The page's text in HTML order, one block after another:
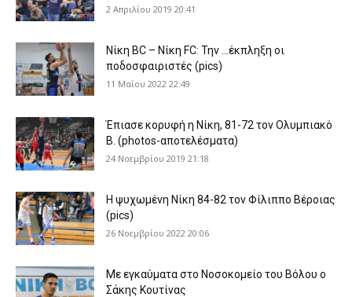
2 Απριλίου 2019 20:41
Νίκη BC – Νίκη FC: Την …έκπληξη οι
ποδοσφαιριστές (pics)
11 Μαΐου 2022 22:49
Έπιασε κορυφή η Νίκη, 81-72 τον Ολυμπιακό
Β. (photos-αποτελέσματα)
24 Νοεμβρίου 2019 21:18
Η ψυχωμένη Νίκη 84-82 τον Φίλιππο Βέροιας
(pics)
26 Νοεμβρίου 2022 20:06
Με εγκαύματα στο Νοσοκομείο του Βόλου ο
Σάκης Κουτίνας